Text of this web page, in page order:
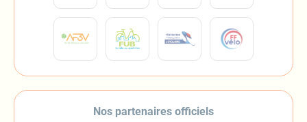
Nos partenaires officiels